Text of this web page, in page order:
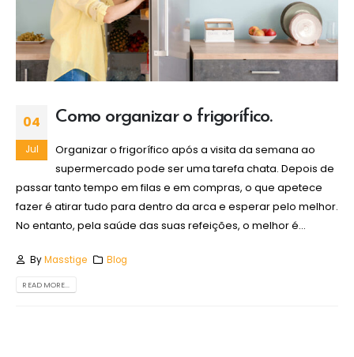
04
Jul
Como organizar o frigorífico.
Organizar o frigorífico após a visita da semana ao
supermercado pode ser uma tarefa chata. Depois de
passar tanto tempo em filas e em compras, o que apetece
fazer é atirar tudo para dentro da arca e esperar pelo melhor.
No entanto, pela saúde das suas refeições, o melhor é...
ByMasstige Blog
READ MORE...